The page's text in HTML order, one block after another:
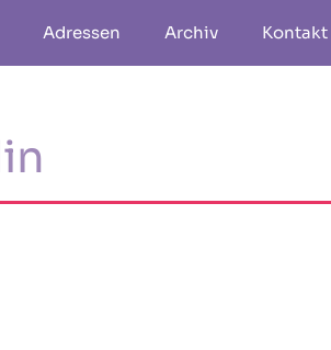
Adressen Archiv Kontakt